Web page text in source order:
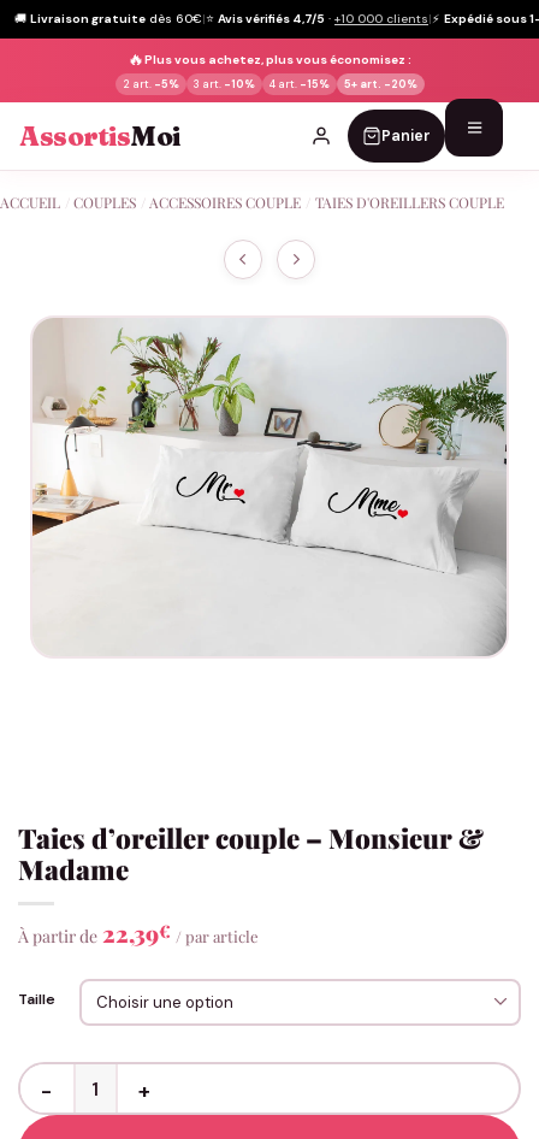
🚚 Livraison gratuite dès 60€|⭐ Avis vérifiés 4,7/5 · +10 000 clients|⚡ Expédié sous
🔥Plus vous achetez, plus vous économisez :
2 art. -5% 3 art. -10% 4 art. -15% 5+ art. -20%
AssortisMoi Panier
au
ACCUEIL COUPLES ACCESSOIRES COUPLE TAIES D'OREILLERS COUPLE
Taies d’oreiller couple – Monsieur &
Madame
À partir de 22,39€ / par article
Taille
quantité de Taies d'oreiller couple - Monsieur & Madame